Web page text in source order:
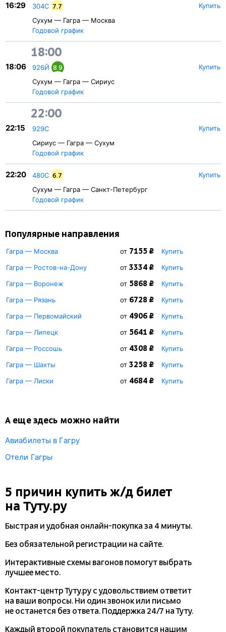
16:29 304С 7.7
Сухум — Гагра — Москва
Годовой график
Купить
18:00
18:06 926Й 8.9
Сухум — Гагра — Сириус
Годовой график
Купить
22:00
22:15
929С
Сириус — Гагра — Сухум
Годовой график
Купить
22:20 480С 6.7
Сухум — Гагра — Санкт-Петербург
Годовой график
Купить
Популярные направления
Гагра — Москва от 7155 ₽
Купить
Гагра — Ростов-на-Дону
от 3334 ₽
Купить
Гагра — Воронеж
от 5868 ₽
Купить
Гагра — Рязань
от 6728 ₽
Купить
Гагра — Первомайский
от 4906 ₽
Купить
Гагра — Липецк
от 5641 ₽
Купить
Гагра — Россошь
от 4308 ₽
Купить
Гагра — Шахты
от 3258 ₽
Купить
Гагра — Лиски
от 4684 ₽ Купить
А еще здесь можно найти
Авиабилеты в Гагру
Отели Гагры
5 причин купить ж/д билет
на Туту.ру
Быстрая и удобная онлайн-покупказа 4 минуты.
Без обязательной регистрации на сайте.
Интерактивные схемы вагонов помогут выбрать
лучшее место.
Контакт-центр Туту.ру с удовольствием ответит
на ваши вопросы. Ни один звонок или письмо
не останется без ответа. Поддержка 24/7 на Туту.
Каждый второй покупатель становится нашим